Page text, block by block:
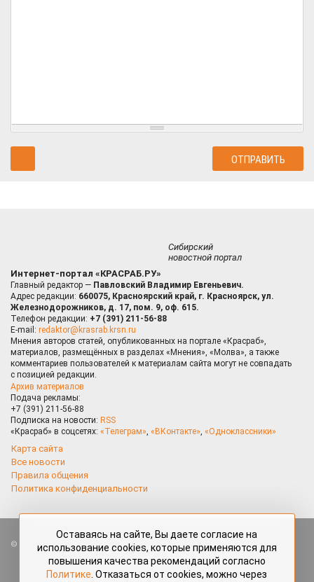
Сибирский
новостной портал
Интернет-портал «КРАСРАБ.РУ»
Главный редактор — Павловский Владимир Евгеньевич.
Адрес редакции: 660075, Красноярский край, г. Красноярск, ул.
Железнодорожников, д. 17, пом. 9, оф. 615.
Телефон редакции: +7 (391) 211-56-88
E-mail: redaktor@krasrab.krsn.ru
Мнения авторов статей, опубликованных на портале «Красраб»,
материалов, размещённых в разделах «Мнения», «Молва», а также
комментариев пользователей к материалам сайта могут не совпадать
с позицией редакции.
Архив материалов
Подача рекламы:
+7 (391) 211-56-88
Подписка на новости: RSS
«Красраб» в соцсетях: «Телеграм», «ВКонтакте», «Одноклассники»
Карта сайта
Все новости
Правила общения
Политика конфиденциальности
Все права защищены. Любые материалы, размещённые на портале
«Красраб.ру» сотрудниками редакции, нештатными авторами
и читателями, являются объектами авторского права. Полное или
частичное использование материалов, размещённых на портале
Оставаясь на сайте, Вы даете согласие на
использование cookies, которые применяются для
повышения качества рекомендаций согласно
Политике . Отказаться от cookies, можно через